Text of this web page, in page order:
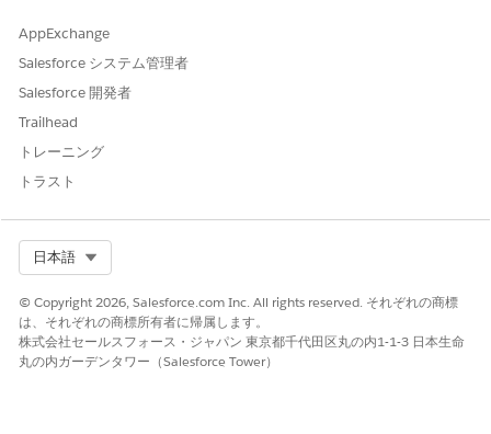
するか、今すぐ承認または却下しますか?
Linda: ビジネスの正当性は?
AI エージェント: John は、商品発売キャンペーンのマーケ
ティング資料とトレーニング動画を作成するためにこのエ
ージェントを必要としています。要請がマーケティングデ
ィレクターによって支持されている。この申請を承認しま
Linda: 了解しました。
AI エージェント: John Martinez の Adobe Creative Cloud
ライセンス要求が承認されました。ライセンスは 24 時間
以内にプロビジョニングされ、アクセス手順がメールで送
AppExchange
Salesforce システム管理者
Salesforce 開発者
Trailhead
トレーニング
トラスト
日本語
© Copyright 2026, Salesforce.com Inc. All rights reserved. それぞれの商標
は、それぞれの商標所有者に帰属します。
株式会社セールスフォース・ジャパン 東京都千代田区丸の内1-1-3 日本生命
丸の内ガーデンタワー（Salesforce Tower）